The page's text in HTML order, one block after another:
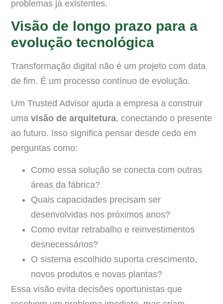
problemas já existentes.
Visão de longo prazo para a
evolução tecnológica
Transformação digital não é um projeto com data
de fim. É um processo contínuo de evolução.
Um Trusted Advisor ajuda a empresa a construir
uma visão de arquitetura, conectando o presente
ao futuro. Isso significa pensar desde cedo em
perguntas como:
Como essa solução se conecta com outras
áreas da fábrica?
Quais capacidades precisam ser
desenvolvidas nos próximos anos?
Como evitar retrabalho e reinvestimentos
desnecessários?
O sistema escolhido suporta crescimento,
novos produtos e novas plantas?
Essa visão evita decisões oportunistas que